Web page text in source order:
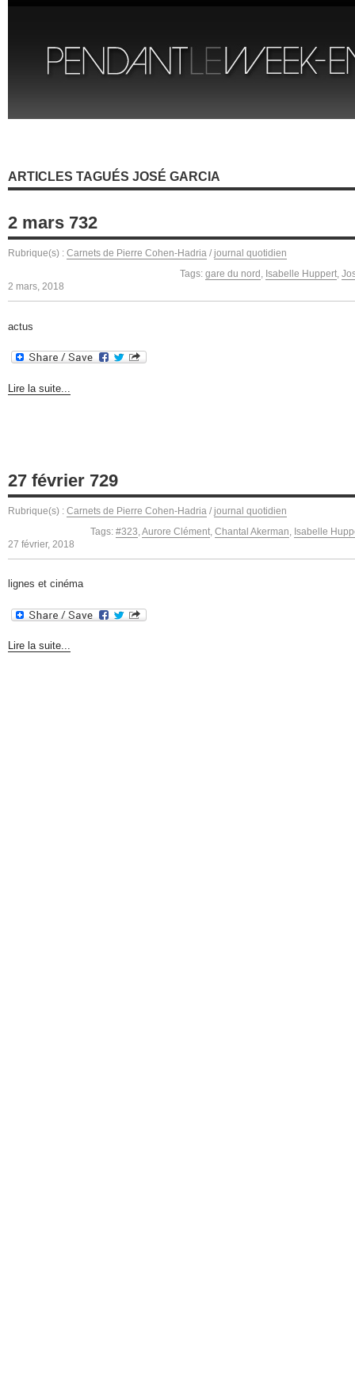
ARTICLES TAGUÉS JOSÉ GARCIA
2 mars 732
Rubrique(s) : Carnets de Pierre Cohen-Hadria / journal quotidien
Tags: gare du nord , Isabelle Huppert,
2 mars, 2018
actus
Lire la suite...
27 février 729
Rubrique(s) : Carnets de Pierre Cohen-Hadria / journal quotidien
Tags: #323 Aurore Clément Chantal Akerman Isabelle
27 février, 2018
lignes et cinéma
Lire la suite...